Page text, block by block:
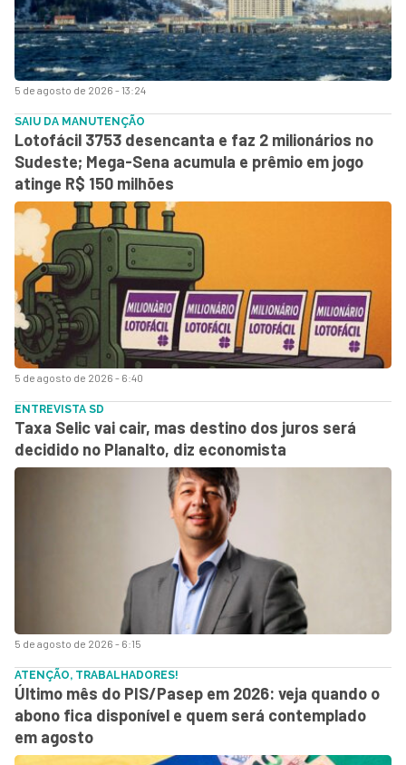
5 de agosto de 2026 - 13:24
5 de agosto de 2026 - 6:40
SAIU DA MANUTENÇÃO
Lotofácil 3753 desencanta e faz 2 milionários no
Sudeste; Mega-Sena acumula e prêmio em jogo
atinge R$ 150 milhões
5 de agosto de 2026 - 6:15
ENTREVISTA SD
Taxa Selic vai cair, mas destino dos juros será
decidido no Planalto, diz economista
ATENÇÃO, TRABALHADORES!
Último mês do PIS/Pasep em 2026: veja quando o
abono fica disponível e quem será contemplado
em agosto